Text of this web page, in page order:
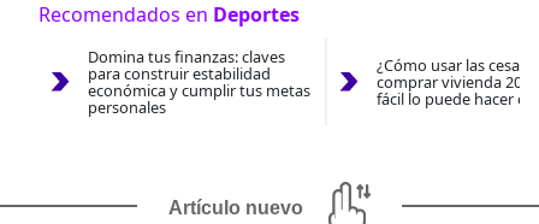
Recomendados en Deportes
Domina tus finanzas: claves
para construir estabilidad
económica y cumplir tus metas
personales
¿Cómo usar las
comprar vivienda
fácil lo puede hacer
Artículo nuevo